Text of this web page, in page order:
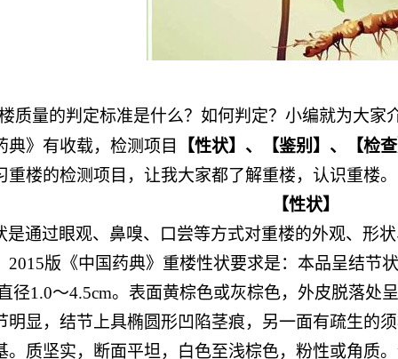
质量的判定标准是什么？如何判定？小编就为大家
典》有收载，检测项目
【性状】、【鉴别】、【检
重楼的检测项目，让我大家都了解重楼，认识重楼。
【性状】
是通过眼观、鼻嗅、口尝等方式对重楼的外观、形
2015版《中国药典》重楼性状要求是：本品呈结节
径1.0～4.5cm。表面黄棕色或灰棕色，外皮脱落处
明显，结节上具椭圆形凹陷茎痕，另一面有疏生的
。质坚实，断面平坦，白色至浅棕色，粉性或角质。